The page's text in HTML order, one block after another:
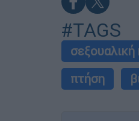
#TAGS
πτήση